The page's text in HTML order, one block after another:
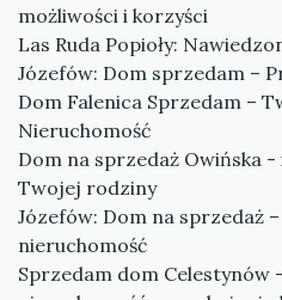
możliwości i korzyści
Las Ruda Popioły:
Józefów: Dom sprzedam –
Dom Falenica Sprzedam –
Nieruchomość
Dom na sprzedaż Owińska
Twojej rodziny
Józefów: Dom na sprzedaż
nieruchomość
Sprzedam dom Celestynów